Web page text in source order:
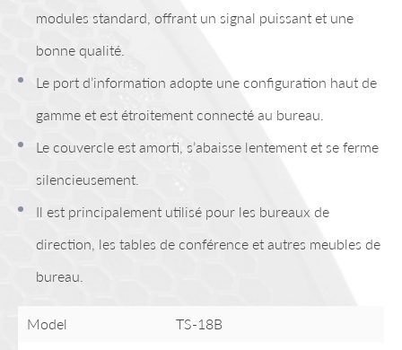
modules standard, offrant un signal puissant et une
bonne qualité.
Le port d’information adopte une configuration haut de
gamme et est étroitement connecté au bureau.
Le couvercle est amorti, s’abaisse lentement et se ferme
silencieusement.
Il est principalement utilisé pour les bureaux de
direction, les tables de conférence et autres meubles de
bureau.
Model TS-18B